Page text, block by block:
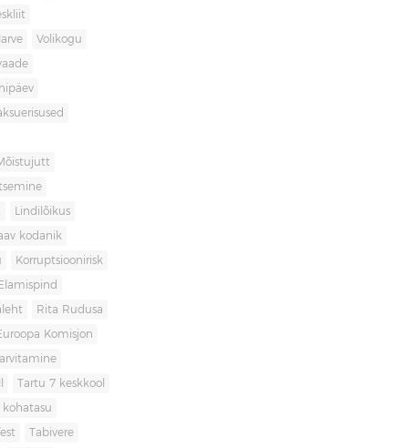
Volikogu
Lindilõikus
kodanik
Korruptsioonirisk
Elamispind
Rita Rudusa
Komisjon
Tartu 7 keskkool
kohatasu
Tabivere